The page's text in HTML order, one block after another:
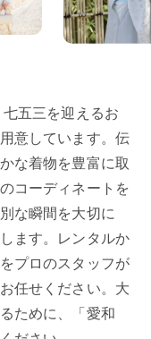
七五三を迎えるお
意しています。伝
な着物を豊富に取
コーディネートを
な瞬間を大切に
ます。レンタルか
プロのスタッフが
任せください。大
ために、「愛和